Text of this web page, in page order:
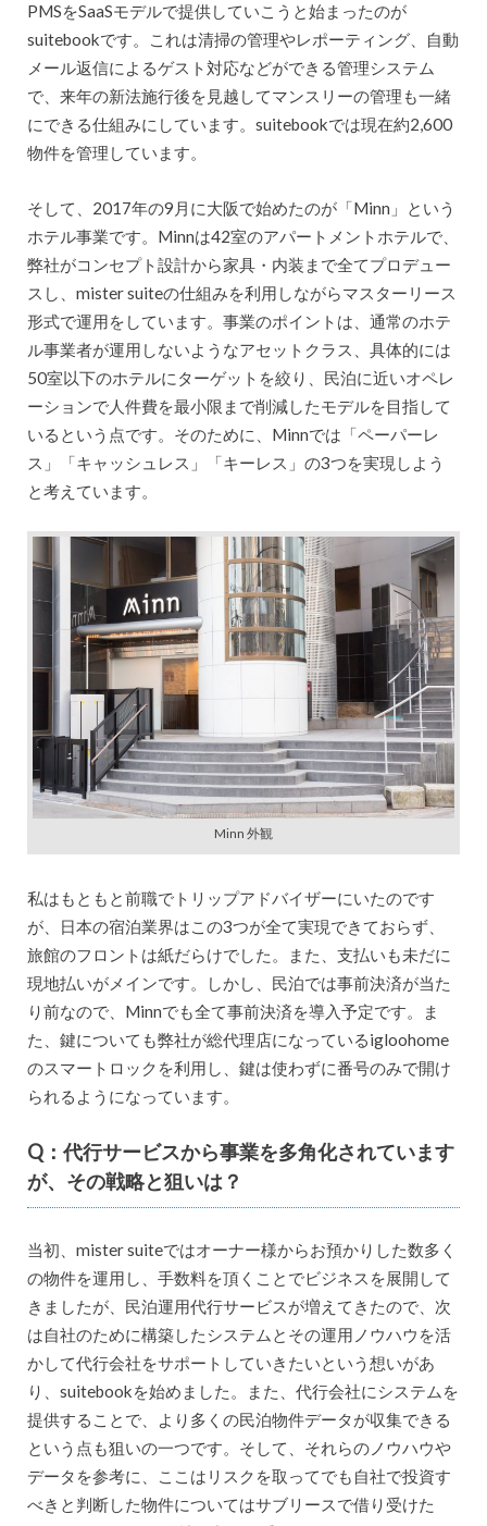
PMSをSaaSモデルで提供していこうと始まったのが
suitebookです。これは清掃の管理やレポーティング、自動
メール返信によるゲスト対応などができる管理システム
で、来年の新法施行後を見越してマンスリーの管理も一緒
にできる仕組みにしています。suitebookでは現在約2,600
物件を管理しています。
そして、2017年の9月に大阪で始めたのが「Minn」という
ホテル事業です。Minnは42室のアパートメントホテルで、
弊社がコンセプト設計から家具・内装まで全てプロデュー
スし、mister suiteの仕組みを利用しながらマスターリース
形式で運用をしています。事業のポイントは、通常のホテ
ル事業者が運用しないようなアセットクラス、具体的には
50室以下のホテルにターゲットを絞り、民泊に近いオペレ
ーションで人件費を最小限まで削減したモデルを目指して
いるという点です。そのために、Minnでは「ペーパーレ
ス」「キャッシュレス」「キーレス」の3つを実現しよう
と考えています。
Minn 外観
私はもともと前職でトリップアドバイザーにいたのです
が、日本の宿泊業界はこの3つが全て実現できておらず、
旅館のフロントは紙だらけでした。また、支払いも未だに
現地払いがメインです。しかし、民泊では事前決済が当た
り前なので、Minnでも全て事前決済を導入予定です。ま
た、鍵についても弊社が総代理店になっているigloohome
のスマートロックを利用し、鍵は使わずに番号のみで開け
られるようになっています。
Q：代行サービスから事業を多角化されています
が、その戦略と狙いは？
当初、mister suiteではオーナー様からお預かりした数多く
の物件を運用し、手数料を頂くことでビジネスを展開して
きましたが、民泊運用代行サービスが増えてきたので、次
は自社のために構築したシステムとその運用ノウハウを活
かして代行会社をサポートしていきたいという想いがあ
り、suitebookを始めました。また、代行会社にシステムを
提供することで、より多くの民泊物件データが収集できる
という点も狙いの一つです。そして、それらのノウハウや
データを参考に、ここはリスクを取ってでも自社で投資す
べきと判断した物件についてはサブリースで借り受けた